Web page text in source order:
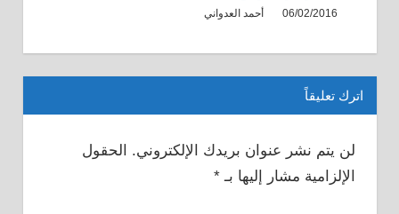
06/02/2016 أحمد العدواني
اترك تعليقاً
لن يتم نشر عنوان بريدك الإلكتروني.
الحقول
الإلزامية مشار إليها بـ*